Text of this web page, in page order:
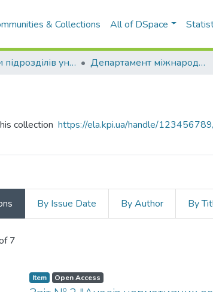
& Collections All of DSpace
Матеріали підрозділів університету Департамент міжнародного співробітництва
collection https://ela.kpi.ua/handle/
By Issue Date By Author By
7
Item Open Access